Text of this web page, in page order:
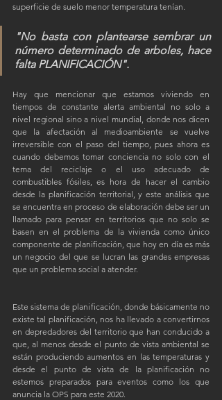
superficie de suelo menor temperatura tenían.
"No basta con plantearse sembrar un
número determinado de arboles, hace
falta PLANIFICACIÓN".
Hay que mencionar que estamos viviendo en
tiempos de constante alerta ambiental no solo a
nivel regional sino a nivel mundial, donde nos dicen
que la afectación al medioambiente se vuelve
irreversible con el paso del tiempo, pues ahora es
cuando debemos tomar conciencia no solo con el
tema del reciclaje o el uso adecuado de
combustibles fósiles, es hora de hacer el cambio
desde la planificación territorial, y este análisis que
se encuentra en proceso de elaboración debe ser un
llamado para pensar en territorios que no solo se
basen en el problema de la vivienda como único
componente de planificación, que hoy en día es más
un negocio del que se lucran las grandes empresas
que un problema social a atender.
Este sistema de planificación, donde básicamente no
existe tal planificación, nos ha llevado a convertirnos
en depredadores del territorio que han conducido a
que, al menos desde el punto de vista ambiental se
están produciendo aumentos en las temperaturas y
desde el punto de vista de la planificación no
estemos preparados para eventos como los que
anuncia la OPS para este 2020.